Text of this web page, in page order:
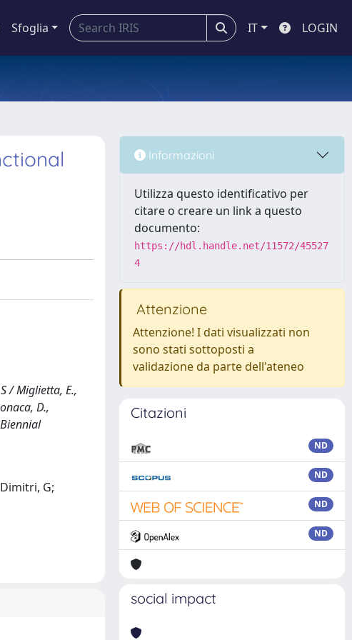
Sfoglia IT LOGIN
/ Miglietta, E.,
D.,
G;
Informazioni
Utilizza questo identificativo per
citare o creare un link a questo
documento:
https://hdl.handle.net/11572/45527
4
Attenzione
Attenzione! I dati visualizzati non
sono stati sottoposti a
validazione da parte dell'ateneo
Citazioni
ND
ND
ND
ND
social impact